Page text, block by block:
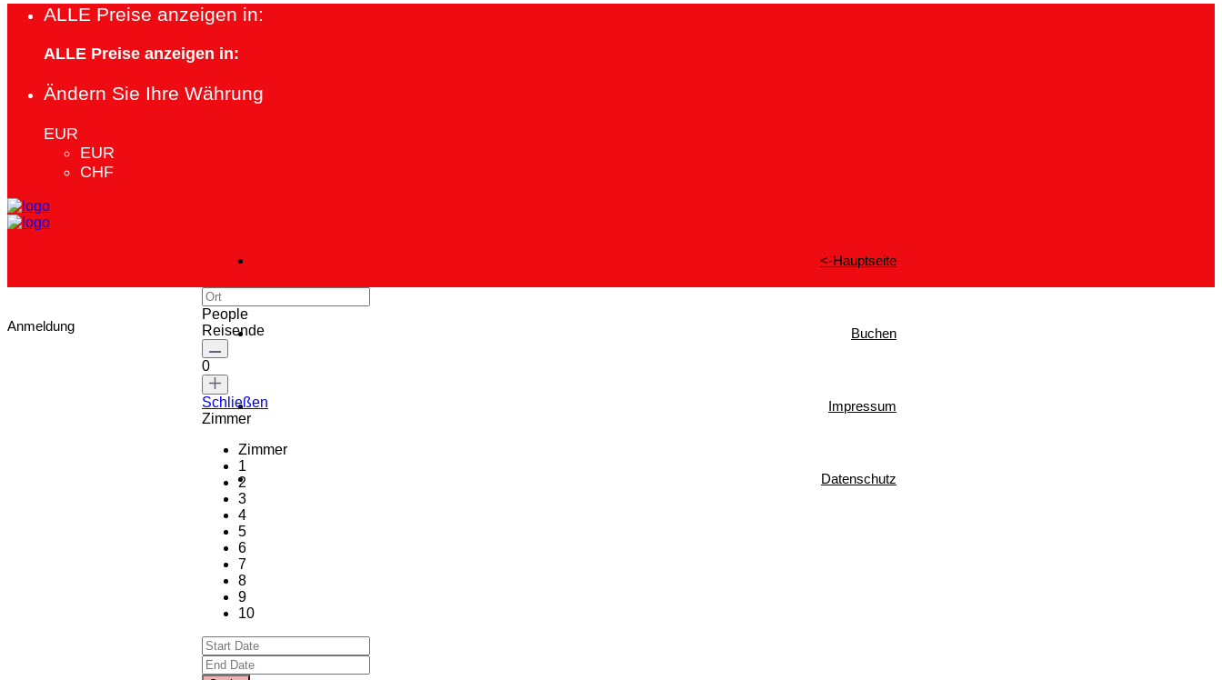
ALLE Preise anzeigen in:
ALLE Preise anzeigen in:
Ändern Sie Ihre Währung
EUR
EUR
CHF
<-Hauptseite
Buchen
Impressum
Datenschutz
Anmeldung
People
Reisende
0
Schließen
Zimmer
Zimmer
1
2
3
4
5
6
7
8
9
10